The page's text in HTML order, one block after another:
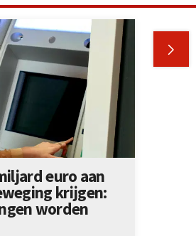

euro aan
krijgen:
worden